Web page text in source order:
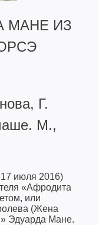
МАНЕ ИЗ
Г.
М.,
июля 2016)
«Афродита
или
(Жена
Эдуарда Мане.